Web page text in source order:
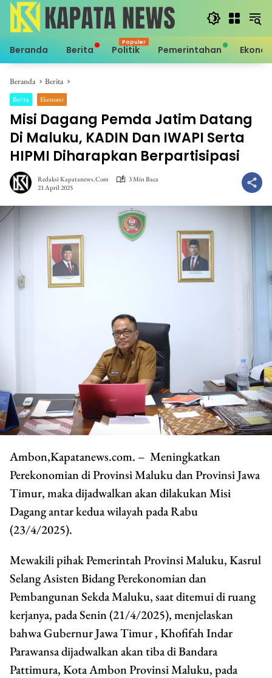
Langsung
konten
Beranda Berita Politik Pemerintahan
Beranda Berita
Berita Ekonomi
Misi Dagang Pemda Jatim Datang
Di Maluku, KADIN Dan IWAPI Serta
HIPMI Diharapkan Berpartisipasi
Redaksi Kapatanews.com
3 Min Baca
21 April 2025
Ambon,Kapatanews.com. – Meningkatkan
Perekonomian di Provinsi Maluku dan Provinsi Jawa
Timur, maka dijadwalkan akan dilakukan Misi
Dagang antar kedua wilayah pada Rabu
(23/4/2025).
Mewakili pihak Pemerintah Provinsi Maluku, Kasrul
Selang Asisten Bidang Perekonomian dan
Pembangunan Sekda Maluku, saat ditemui di ruang
kerjanya, pada Senin (21/4/2025), menjelaskan
bahwa Gubernur Jawa Timur , Khofifah Indar
Parawansa dijadwalkan akan tiba di Bandara
Pattimura, Kota Ambon Provinsi Maluku, pada